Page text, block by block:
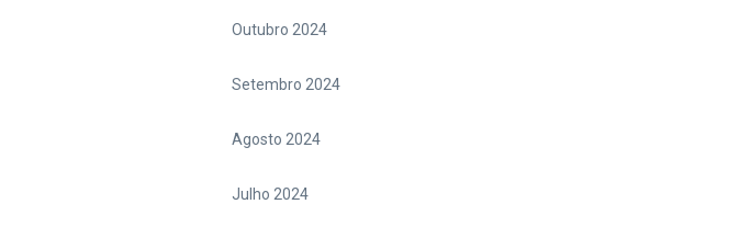
Outubro 2024
Setembro 2024
Agosto 2024
Julho 2024